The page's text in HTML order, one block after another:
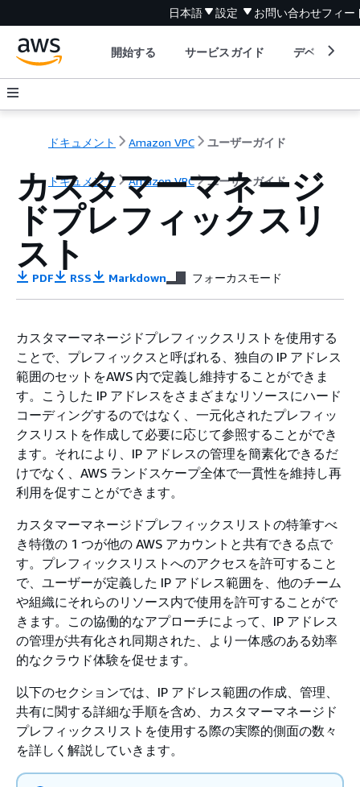
日本語 設定 お問い合わせフィー
開始する サービスガイド デベロッパ
ドキュメント Amazon VPC ユーザーガイド
ドキュメント Amazon VPC ユーザーガイド
カスタマーマネージ
ドプレフィックスリ
スト
PDF RSS Markdown フォーカスモード
カスタマーマネージドプレフィックスリストを使用する
ことで、プレフィックスと呼ばれる、独自の IP アドレス
範囲のセットをAWS 内で定義し維持することができま
す。こうした IP アドレスをさまざまなリソースにハード
コーディングするのではなく、一元化されたプレフィッ
クスリストを作成して必要に応じて参照することができ
ます。それにより、IP アドレスの管理を簡素化できるだ
けでなく、AWS ランドスケープ全体で一貫性を維持し再
利用を促すことができます。
カスタマーマネージドプレフィックスリストの特筆すべ
き特徴の 1 つが他の AWS アカウントと共有できる点で
す。プレフィックスリストへのアクセスを許可すること
で、ユーザーが定義した IP アドレス範囲を、他のチーム
や組織にそれらのリソース内で使用を許可することがで
きます。この協働的なアプローチによって、IP アドレス
の管理が共有化され同期された、より一体感のある効率
的なクラウド体験を促せます。
以下のセクションでは、IP アドレス範囲の作成、管理、
共有に関する詳細な手順を含め、カスタマーマネージド
プレフィックスリストを使用する際の実際的側面の数々
を詳しく解説していきます。